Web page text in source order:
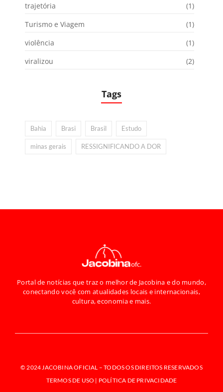
trajetória
(1)
Turismo e Viagem
(1)
violência
(1)
viralizou
(2)
Tags
Bahia Brasi Brasil Estudo
minas gerais RESSIGNIFICANDO A DOR
Portal de notícias que traz o melhor de Jacobina e do mundo,
conectando você com atualidades locais e internacionais,
cultura, economia e mais.
© 2024 JACOBINA OFICIAL –TODOS OS DIREITOS RESERVADOS
TERMOS DE USO | POLÍTICA DE PRIVACIDADE